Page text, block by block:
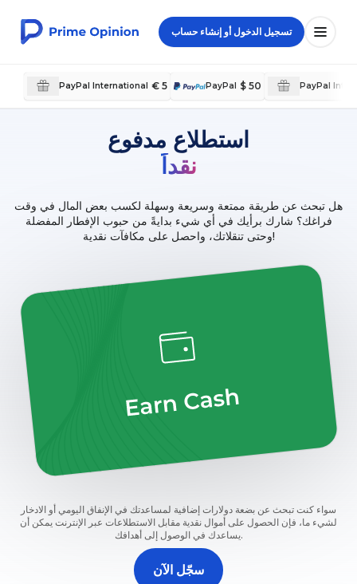
تسجيل الدخول أو إنشاء حساب
PayPal International € 5 PayPal $ 50 PayPal
استطلاع مدفوع
نقداً
هل تبحث عن طريقة ممتعة وسريعة وسهلة لكسب بعض المال في وقت
فراغك؟ شارك برأيك في أي شيء بدايةً من حبوب الإفطار المفضلة
وحتى تنقلاتك، واحصل على مكافآت نقدية!
سواء كنت تبحث عن بضعة دولارات إضافية لمساعدتك في الإنفاق اليومي أو الادخار
لشيء ما، فإن الحصول على أموال نقدية مقابل الاستطلاعات عبر الإنترنت يمكن أن
يساعدك في الوصول إلى أهدافك.
سجّل الآن